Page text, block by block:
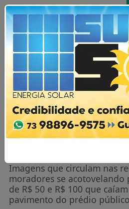
NOTÍCIAS / NACIONAL
VÍDEO: Vereador
janela da câmara e diz
Imagens que circulam nas
moradores se acotovelando
de R$ 50 e R$ 100 que
pavimento do prédio